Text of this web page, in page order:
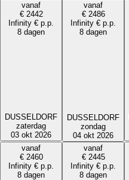
vanaf
€ 2442
Infinity € p.p.
8 dagen
DUSSELDORF
zaterdag
03 okt 2026
vanaf
€ 2486
Infinity € p.p.
8 dagen
DUSSELDORF
zondag
04 okt 2026
vanaf
€ 2460
Infinity € p.p.
8 dagen
vanaf
€ 2445
Infinity € p.p.
8 dagen